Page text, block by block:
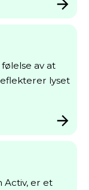
av at
lyset
Activ, er et